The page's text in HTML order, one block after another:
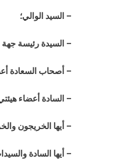
– السيد الوالي؛
– السيدة رئيسة
– أصحاب السعادة
– السادة أعضاء
– أيها الخريجون
– أيها السادة